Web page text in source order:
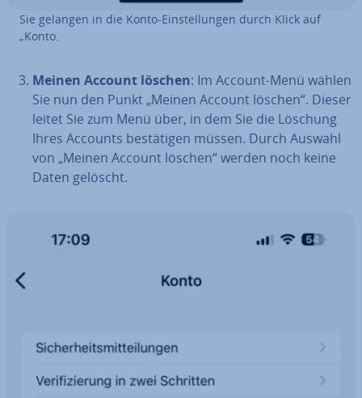
Sie gelangen in die Konto-Ein­stel­lun­gen durch Klick auf
„Konto.
Meinen Account löschen: Im Account-Menü wählen
Sie nun den Punkt „Meinen Account löschen“. Dieser
leitet Sie zum Menü über, in dem Sie die Löschung
Ihres Accounts be­stä­ti­gen müssen. Durch Auswahl
von „Meinen Account löschen“ werden noch keine
Daten gelöscht.